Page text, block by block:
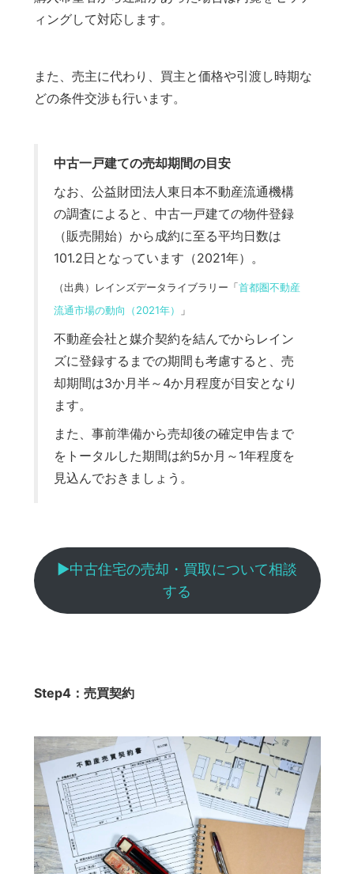
ィングして対応します。
また、売主に代わり、買主と価格や引渡し時期な
どの条件交渉も行います。
中古一戸建ての売却期間の目安
なお、公益財団法人東日本不動産流通機構
の調査によると、中古一戸建ての物件登録
（販売開始）から成約に至る平均日数は
101.2日となっています（2021年）。
（出典）レインズデータライブラリー「首都圏不動産
流通市場の動向（2021年） 」
不動産会社と媒介契約を結んでからレイン
ズに登録するまでの期間も考慮すると、売
却期間は3か月半～4か月程度が目安となり
ます。
また、事前準備から売却後の確定申告まで
をトータルした期間は約5か月～1年程度を
見込んでおきましょう。
▶︎中古住宅の売却・買取について相談
する
Step4：売買契約